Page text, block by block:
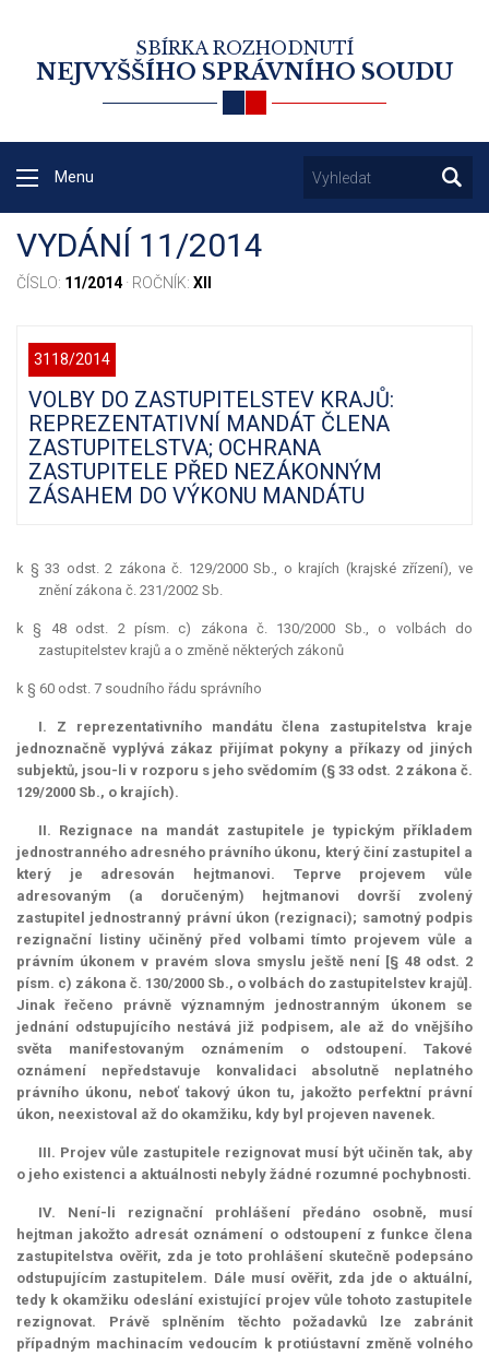
SBÍRKA ROZHODNUTÍ
NEJVYŠŠÍHO SPRÁVNÍHO SOUDU
Menu
VYDÁNÍ 11/2014
ČÍSLO: 11/2014· ROČNÍK: XII
3118/2014
VOLBY DO ZASTUPITELSTEV KRAJŮ:
REPREZENTATIVNÍ MANDÁT ČLENA
ZASTUPITELSTVA; OCHRANA
ZASTUPITELE PŘED NEZÁKONNÝM
ZÁSAHEM DO VÝKONU MANDÁTU
k § 33 odst. 2 zákona č. 129/2000 Sb., o krajích (krajské zřízení), ve
znění zákona č. 231/2002 Sb.
k § 48 odst. 2 písm. c) zákona č. 130/2000 Sb., o volbách do
zastupitelstev krajů a o změně některých zákonů
k § 60 odst. 7 soudního řádu správního
I. Z reprezentativního mandátu člena zastupitelstva kraje
jednoznačně vyplývá zákaz přijímat pokyny a příkazy od jiných
subjektů, jsou-li v rozporu s jeho svědomím (§ 33 odst. 2 zákona č.
129/2000 Sb., o krajích).
II. Rezignace na mandát zastupitele je typickým příkladem
jednostranného adresného právního úkonu, který činí zastupitel a
který je adresován hejtmanovi. Teprve projevem vůle
adresovaným (a doručeným) hejtmanovi dovrší zvolený
zastupitel jednostranný právní úkon (rezignaci); samotný podpis
rezignační listiny učiněný před volbami tímto projevem vůle a
právním úkonem v pravém slova smyslu ještě není [§ 48 odst. 2
písm. c) zákona č. 130/2000 Sb., o volbách do zastupitelstev krajů].
Jinak řečeno právně významným jednostranným úkonem se
jednání odstupujícího nestává již podpisem, ale až do vnějšího
světa manifestovaným oznámením o odstoupení. Takové
oznámení nepředstavuje konvalidaci absolutně neplatného
právního úkonu, neboť takový úkon tu, jakožto perfektní právní
úkon, neexistoval až do okamžiku, kdy byl projeven navenek.
III. Projev vůle zastupitele rezignovat musí být učiněn tak, aby
o jeho existenci a aktuálnosti nebyly žádné rozumné pochybnosti.
IV. Není-li rezignační prohlášení předáno osobně, musí
hejtman jakožto adresát oznámení o odstoupení z funkce člena
zastupitelstva ověřit, zda je toto prohlášení skutečně podepsáno
odstupujícím zastupitelem. Dále musí ověřit, zda jde o aktuální,
tedy k okamžiku odeslání existující projev vůle tohoto zastupitele
rezignovat. Právě splněním těchto požadavků lze zabránit
případným machinacím vedoucím k protiústavní změně volného